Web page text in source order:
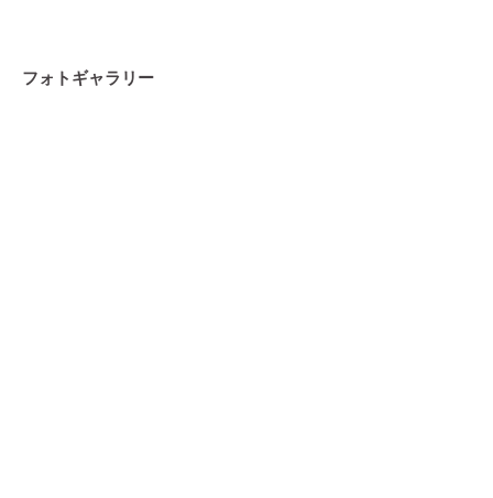
フォトギャラリー